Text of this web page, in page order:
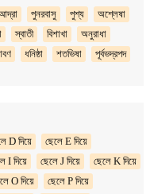
পুনরবাসু পুশ্য
অশ্লেষা
স্বাতী বিশাখা
অনুরাধা
ধনিষ্ঠা শতভিষা
পূর্বভদ্রপদ
D দিয়ে
ছেলে E দিয়ে
I দিয়ে ছেলে J দিয়ে
ছেলে K দিয়ে
O দিয়ে
ছেলে P দিয়ে